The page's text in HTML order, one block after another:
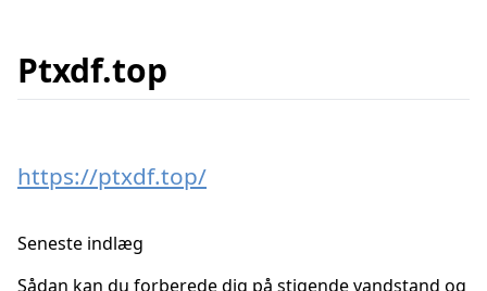
Ptxdf.top
https://ptxdf.top/
Seneste indlæg
Sådan kan du forberede dig på stigende vandstand og